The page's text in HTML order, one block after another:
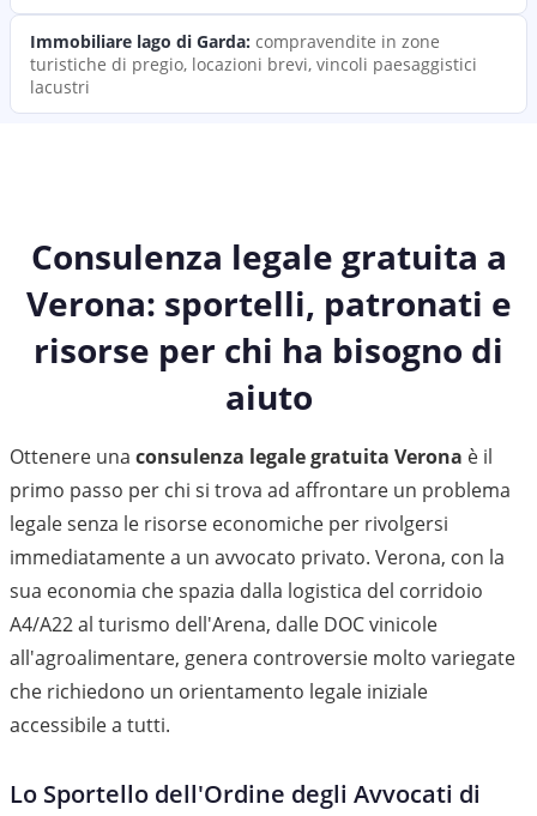
Immobiliare lago di Garda: compravendite in zone
turistiche di pregio, locazioni brevi, vincoli paesaggistici
lacustri
Consulenza legale gratuita a
Verona: sportelli, patronati e
risorse per chi ha bisogno di
aiuto
Ottenere una consulenza legale gratuita Verona è il
primo passo per chi si trova ad affrontare un problema
legale senza le risorse economiche per rivolgersi
immediatamente a un avvocato privato. Verona, con la
sua economia che spazia dalla logistica del corridoio
A4/A22 al turismo dell'Arena, dalle DOC vinicole
all'agroalimentare, genera controversie molto variegate
che richiedono un orientamento legale iniziale
accessibile a tutti.
Lo Sportello dell'Ordine degli Avvocati di